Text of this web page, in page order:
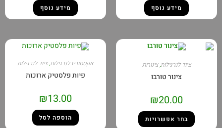
מידע נוסף מידע נוסף
ציוד לנרגילות,צינורות
צינור טורבו
₪20.00
בחר אפשרויות
אקססוריז לנרגילות,ציוד לנרגילות
פיות פלסטיק ארוכות
₪13.00
הוספה לסל